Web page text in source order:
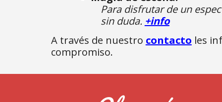
Para disfrutar de un
sin duda. +info
A través de nuestro contacto les
compromiso.